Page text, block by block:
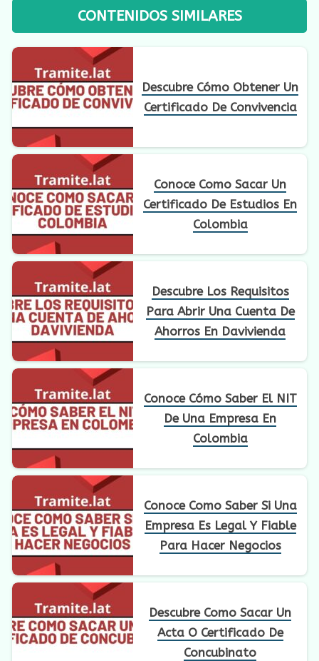
CONTENIDOS SIMILARES
Descubre Cómo Obtener Un
Certificado De Convivencia
Conoce Como Sacar Un
Certificado De Estudios En
Colombia
Descubre Los Requisitos
Para Abrir Una Cuenta De
Ahorros En Davivienda
Conoce Cómo Saber El NIT
De Una Empresa En
Colombia
Conoce Como Saber Si Una
Empresa Es Legal Y Fiable
Para Hacer Negocios
Descubre Como Sacar Un
Acta O Certificado De
Concubinato